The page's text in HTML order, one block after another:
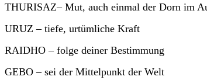
THURISAZ– Mut, auch einmal der Dorn im
URUZ – tiefe, urtümliche Kraft
RAIDHO – folge deiner Bestimmung
GEBO – sei der Mittelpunkt der Welt